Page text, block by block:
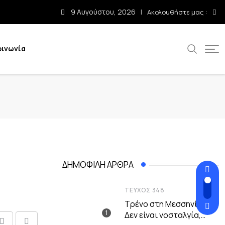
9 Αυγούστου, 2026 Ακολουθήστε μας :
ΔΗΜΟΦΙΛΉ ΆΡΘΡΑ
ΤΕΎΧΟΣ 348
Τρένο στη Μεσσηνία –
Δεν είναι νοσταλγία,